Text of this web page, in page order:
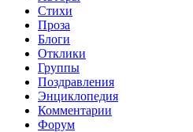
Стихи
Проза
Блоги
Отклики
Группы
Поздравления
Энциклопедия
Комментарии
Форум